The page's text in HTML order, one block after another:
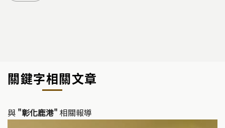
關鍵字相關文章
與 "彰化鹿港" 相關報導